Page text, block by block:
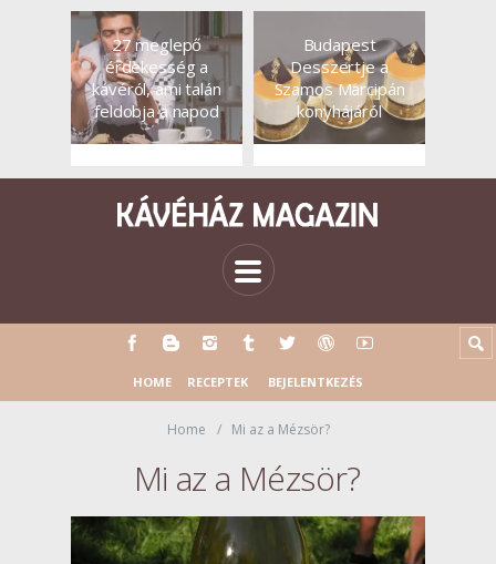
27 meglepő
érdekesség a
kávéról, ami talán
feldobja a napod
Budapest
Desszertje a
Szamos Marcipán
konyhájáról
HOME RECEPTEK BEJELENTKEZÉS
Home Mi az a Mézsör?
Mi az a Mézsör?